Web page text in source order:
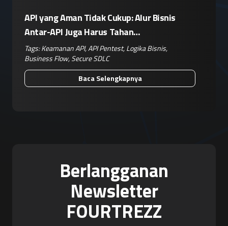
API yang Aman Tidak Cukup: Alur Bisnis
Antar-API Juga Harus Tahan
Penyalahgunaan
Tags:Keamanan API,API Pentest,Logika Bisnis,
Business Flow,Secure SDLC
Baca Selengkapnya
Berlangganan
Newsletter
FOURTREZZ